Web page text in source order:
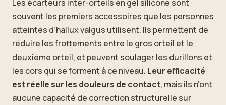
Les écarteurs inter-orteils en gel silicone sont
souvent les premiers accessoires que les personnes
atteintes d’hallux valgus utilisent. Ils permettent de
réduire les frottements entre le gros orteil et le
deuxième orteil, et peuvent soulager les durillons et
les cors qui se forment à ce niveau. Leur efficacité
est réelle sur les douleurs de contact, mais ils n’ont
aucune capacité de correction structurelle sur